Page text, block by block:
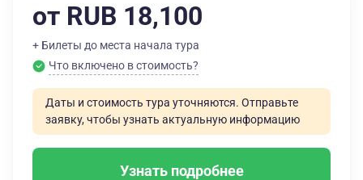
от RUB 18,100
+ Билеты до места начала тура
Что включено в стоимость?
Даты и стоимость тура уточняются. Отправьте
заявку, чтобы узнать актуальную информацию
Узнать подробнее